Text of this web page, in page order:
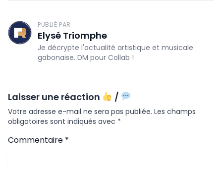
PUBLIÉ PAR
Elysé Triomphe
Je décrypte l'actualité artistique et musicale
gabonaise. DM pour Collab !
Laisser une réaction /
Votre adresse e-mail ne sera pas publiée. Les champs
obligatoires sont indiqués avec *
Commentaire *